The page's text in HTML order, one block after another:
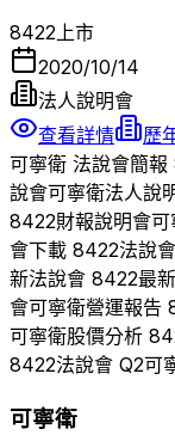
8422上市
2020/10/14
法人說明會
查看詳情
歷
可寧衛 法說會簡報
說會可寧衛法人說
8422財報說明會可
會下載 8422法說
新法說會 8422最
會可寧衛營運報告
可寧衛股價分析
8422法說會 Q2可
可寧衛